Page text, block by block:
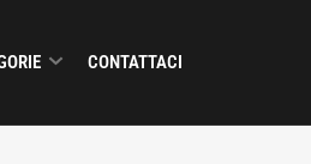
CONTATTACI